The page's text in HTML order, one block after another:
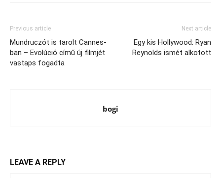
Previous article
Mundruczót is tarolt Cannes-
ban – Evolúció című új filmjét
vastaps fogadta
Next article
Egy kis Hollywood: Ryan
Reynolds ismét alkotott
bogi
LEAVE A REPLY